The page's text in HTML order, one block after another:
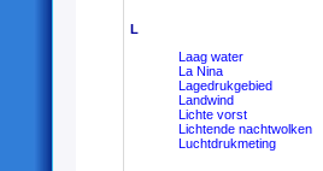
L
Laag water
La Nina
Lagedrukgebied
Landwind
Lichte vorst
Lichtende nachtwolken
Luchtdrukmeting